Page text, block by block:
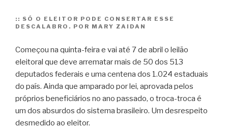
:: SÓ O ELEITOR PODE CONSERTAR ESSE
DESCALABRO. POR MARY ZAIDAN
Começou na quinta-feira e vai até 7 de abril o leilão
eleitoral que deve arrematar mais de 50 dos 513
deputados federais e uma centena dos 1.024 estaduais
do país. Ainda que amparado por lei, aprovada pelos
próprios beneficiários no ano passado, o troca-troca é
um dos absurdos do sistema brasileiro. Um desrespeito
desmedido ao eleitor.